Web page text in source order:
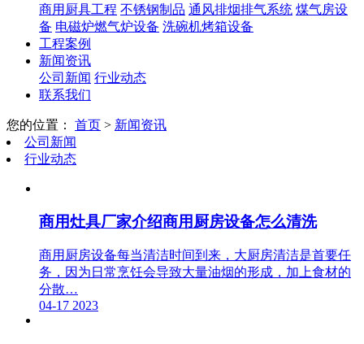
商用厨具工程 不锈钢制品 通风排烟排气系统 煤气房设
备 电磁炉燃气炉设备 洗碗机烤箱设备
工程案例
新闻资讯
公司新闻 行业动态
联系我们
您的位置： 首页 > 新闻资讯
公司新闻
行业动态
商用灶具厂家介绍商用厨房设备怎么清洗
商用厨房设备每当清洁时间到来，大厨房清洁是首要任
务，因为日常烹饪会导致大量油烟的形成，加上食材的
分散…
04-17 2023